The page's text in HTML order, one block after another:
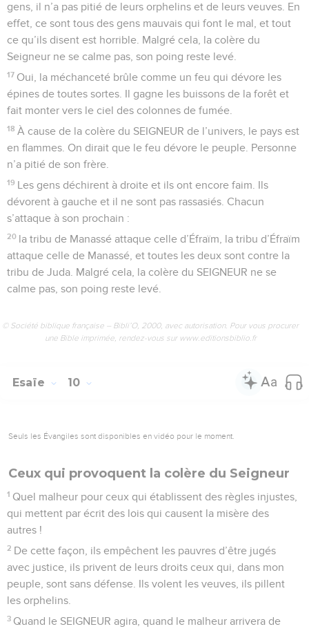
gens, il n’a pas pitié de leurs orphelins et de leurs veuves. En
effet, ce sont tous des gens mauvais qui font le mal, et tout
ce qu’ils disent est horrible. Malgré cela, la colère du
Seigneur ne se calme pas, son poing reste levé.
17 Oui, la méchanceté brûle comme un feu qui dévore les
épines de toutes sortes. Il gagne les buissons de la forêt et
fait monter vers le ciel des colonnes de fumée.
18 À cause de la colère du SEIGNEUR de l’univers, le pays est
en flammes. On dirait que le feu dévore le peuple. Personne
n’a pitié de son frère.
19 Les gens déchirent à droite et ils ont encore faim. Ils
dévorent à gauche et il ne sont pas rassasiés. Chacun
s’attaque à son prochain :
20 la tribu de Manassé attaque celle d’Éfraïm, la tribu d’Éfraïm
attaque celle de Manassé, et toutes les deux sont contre la
tribu de Juda. Malgré cela, la colère du SEIGNEUR ne se
calme pas, son poing reste levé.
© Société biblique française – Bibli’O, 2000, avec autorisation. Pour vous procurer
une Bible imprimée, rendez-vous sur www.editionsbiblio.fr
Esaïe 10
Seuls les Évangiles sont disponibles en vidéo pour le moment.
Ceux qui provoquent la colère du Seigneur
1 Quel malheur pour ceux qui établissent des règles injustes,
qui mettent par écrit des lois qui causent la misère des
autres !
2 De cette façon, ils empêchent les pauvres d’être jugés
avec justice, ils privent de leurs droits ceux qui, dans mon
peuple, sont sans défense. Ils volent les veuves, ils pillent
les orphelins.
3 Quand le SEIGNEUR agira, quand le malheur arrivera de